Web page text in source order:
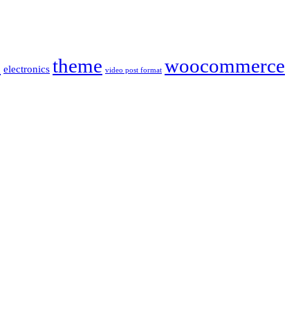
electronics theme video post format woocommerce